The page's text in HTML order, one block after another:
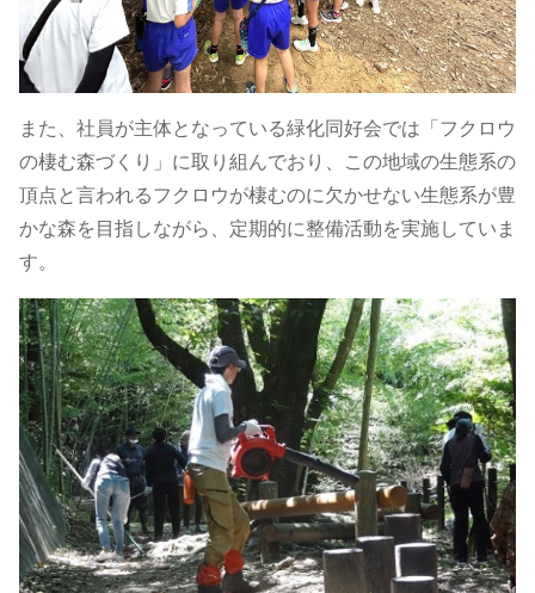
定
さ
れ
ま
し
た
また、社員が主体となっている緑化同好会では「フクロウ
の棲む森づくり」に取り組んでおり、この地域の生態系の
頂点と言われるフクロウが棲むのに欠かせない生態系が豊
かな森を目指しながら、定期的に整備活動を実施していま
す。